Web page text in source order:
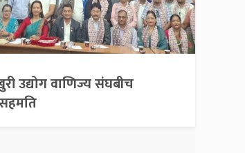
उद्योग वाणिज्य संघबीच